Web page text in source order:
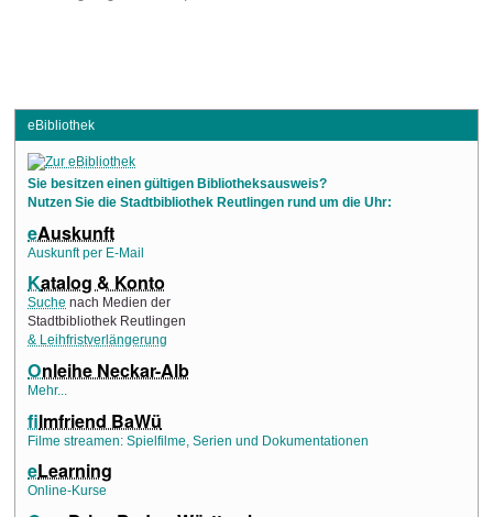
eBibliothek
Sie besitzen einen gültigen Bibliotheksausweis?
Nutzen Sie die Stadtbibliothek Reutlingen rund um die Uhr:
eAuskunft
Auskunft per E-Mail
Katalog & Konto
Suche nach Medien der
Stadtbibliothek Reutlingen
& Leihfristverlängerung
Onleihe Neckar-Alb
Mehr...
filmfriend BaWü
Filme streamen: Spielfilme, Serien und Dokumentationen
eLearning
Online-Kurse